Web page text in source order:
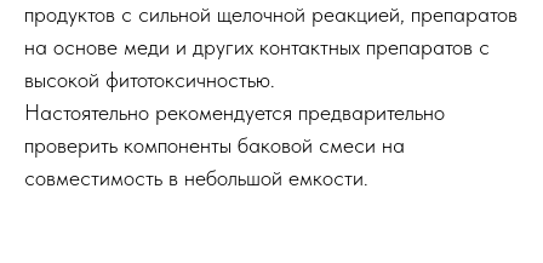
продуктов с сильной щелочной реакцией, препаратов
на основе меди и других контактных препаратов с
высокой фитотоксичностью.
Настоятельно рекомендуется предварительно
проверить компоненты баковой смеси на
совместимость в небольшой емкости.